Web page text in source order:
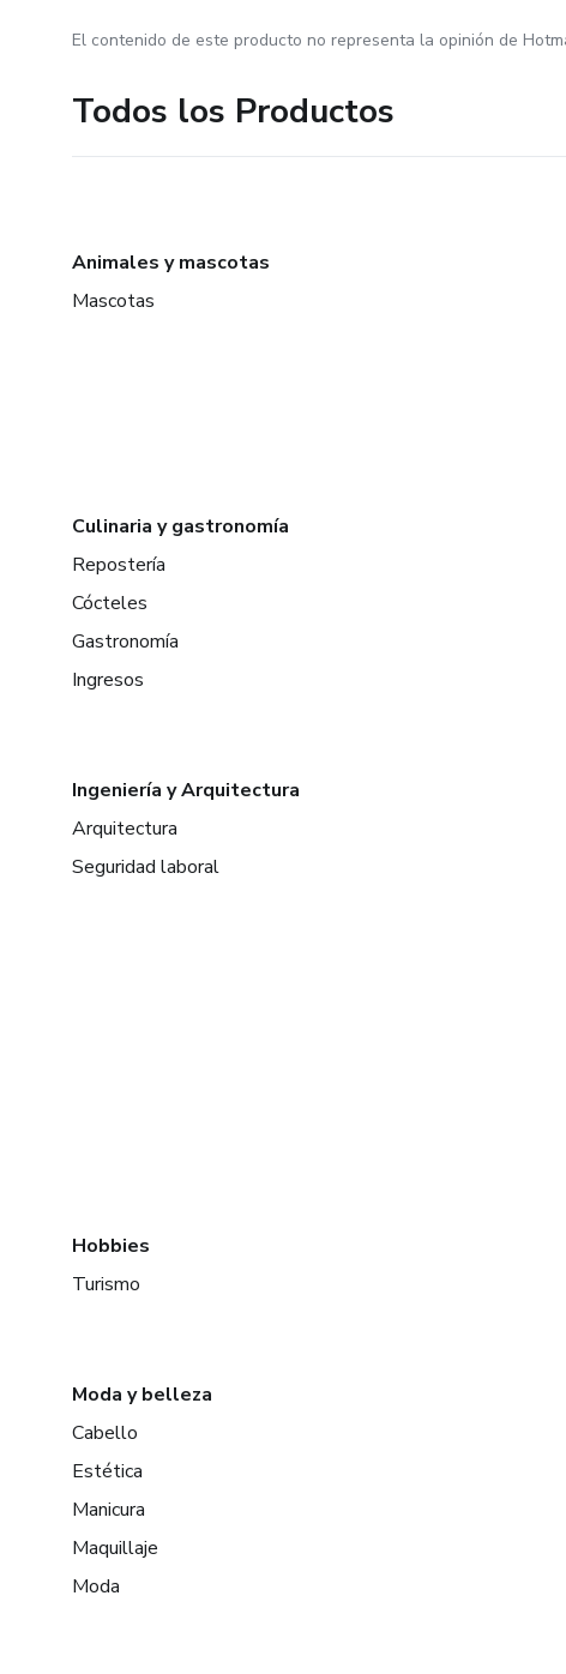
El contenido de este producto no representa la opinión de
Todos los Productos
Animales y mascotas
Mascotas
Culinaria y gastronomía
Repostería
Cócteles
Gastronomía
Ingresos
Ingeniería y Arquitectura
Arquitectura
Seguridad laboral
Hobbies
Turismo
Moda y belleza
Cabello
Estética
Manicura
Maquillaje
Moda